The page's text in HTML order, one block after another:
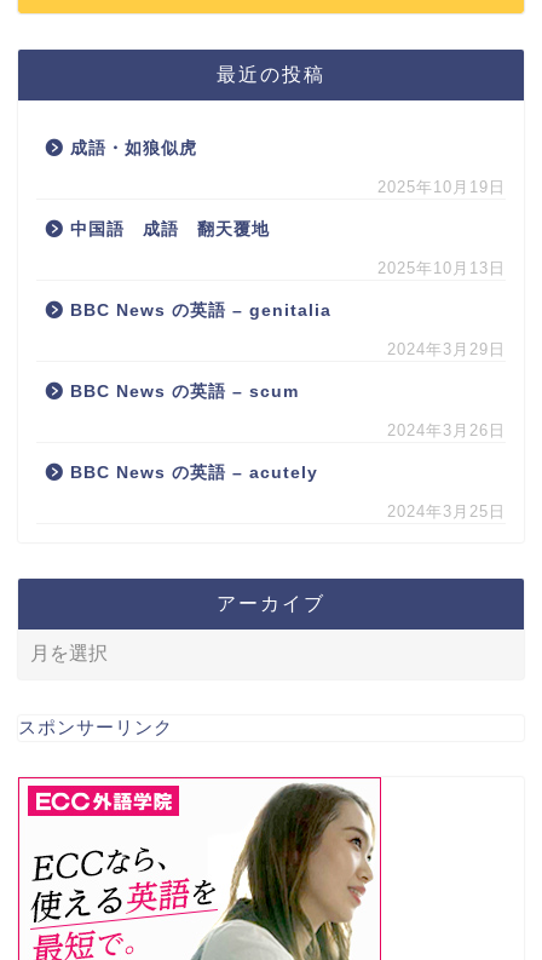
最近の投稿
成語・如狼似虎
2025年10月19日
中国語 成語 翻天覆地
2025年10月13日
BBC News の英語 – genitalia
2024年3月29日
BBC News の英語 – scum
2024年3月26日
BBC News の英語 – acutely
2024年3月25日
アーカイブ
スポンサーリンク